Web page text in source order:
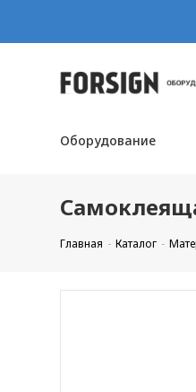
Оборудование
Главная Каталог